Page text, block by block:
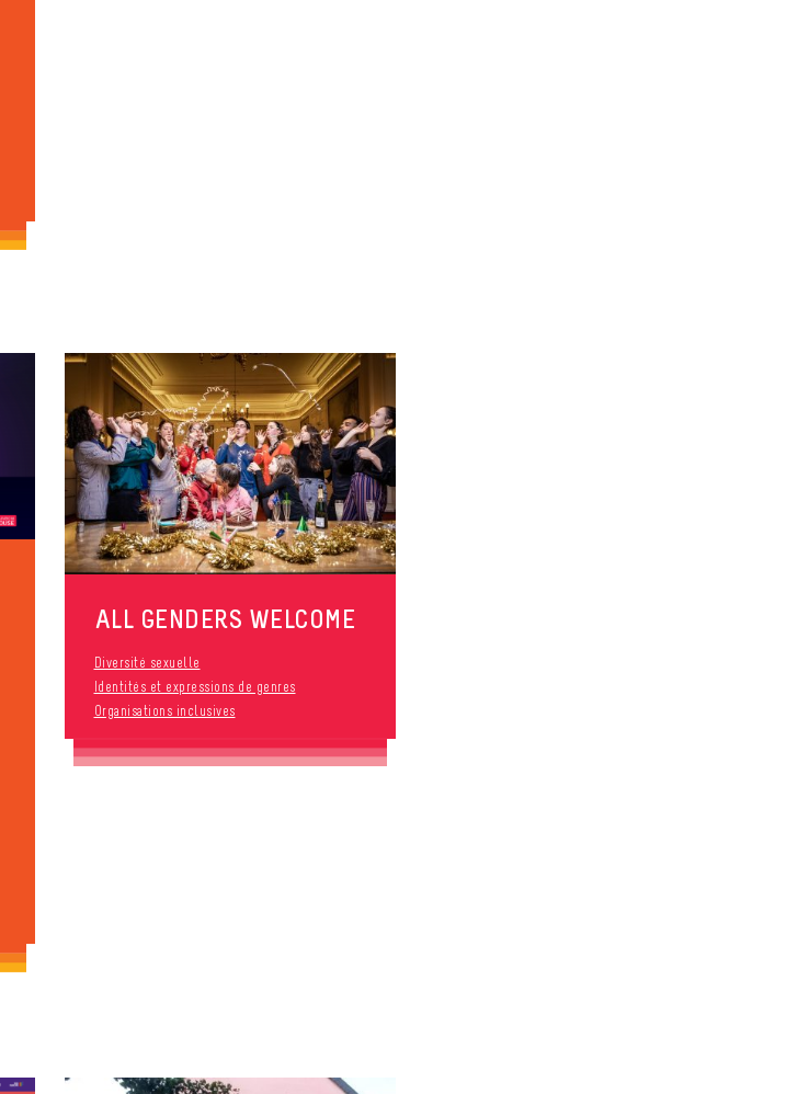
ALL GENDERS WELCOME
Diversité sexuelle
Identités et expressions de genres
Organisations inclusives